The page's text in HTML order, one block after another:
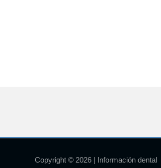
Copyright © 2026 | Información dental